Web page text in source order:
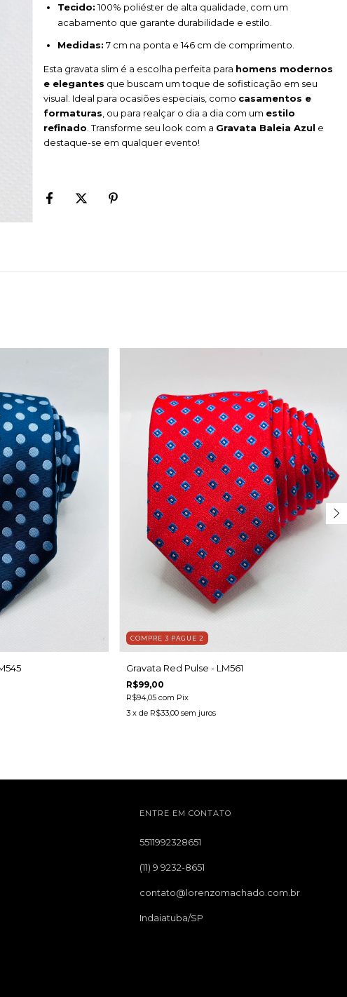
Tecido:100% poliéster de alta qualidade, com um
acabamento que garante durabilidade e estilo.
Medidas: 7 cm na ponta e 146 cm de comprimento.
Esta gravata slim é a escolha perfeita para homens modernos
e elegantes que buscam um toque de sofisticação em seu
visual. Ideal para ocasiões especiais, como casamentos e
formaturas , ou para realçar o dia a dia com um estilo
refinado . Transforme seu look com a Gravata Baleia Azul e
destaque-se em qualquer evento!
COMPRE 3 PAGUE 2
Gravata Red Pulse - LM561
R$99,00
R$94,05com Pix
3 x de R$33,00 sem juros
ENTRE EM CONTATO
5511992328651
(11) 9 9232-8651
contato@lorenzomachado.com.br
Indaiatuba/SP